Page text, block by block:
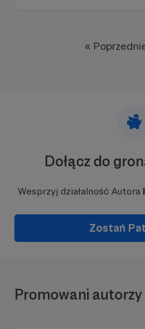
«
Dołącz do
Wesprzyj działalność Autora
Zostań
Promowani autorzy